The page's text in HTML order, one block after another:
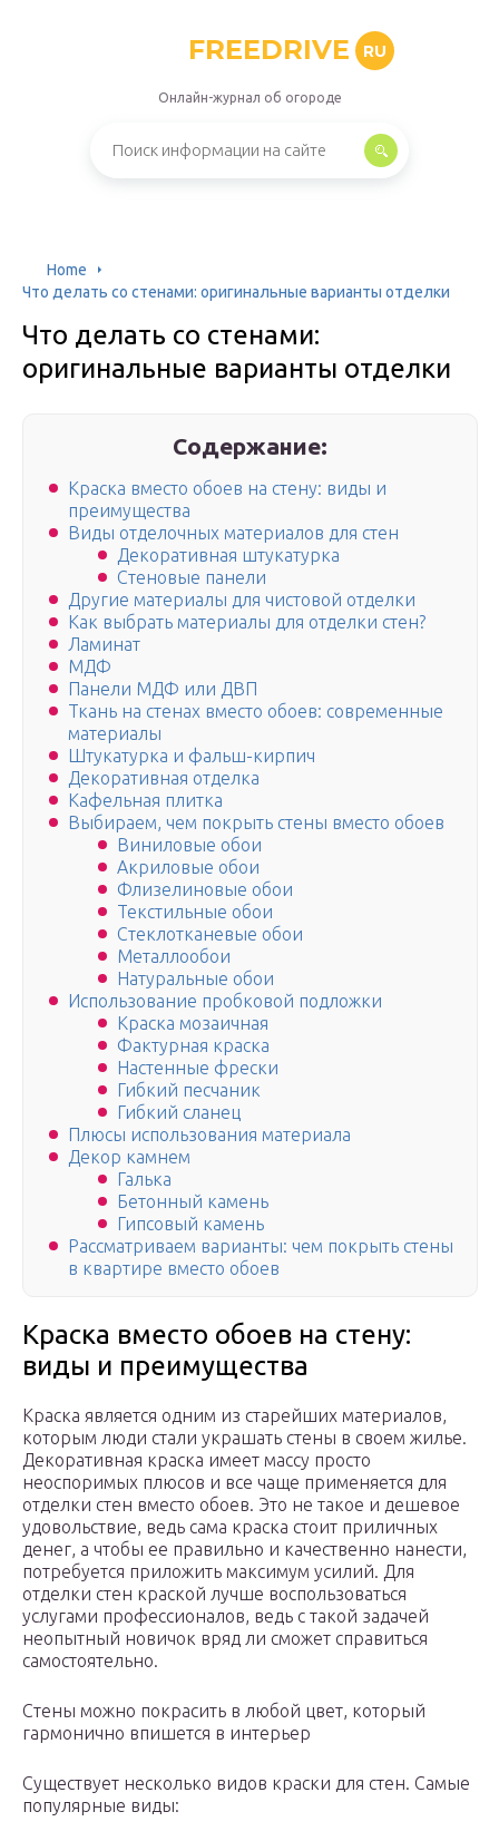
FREEDRIVE RU
Онлайн-журнал об огороде
Home
Что делать со стенами: оригинальные варианты отделки
Что делать со стенами:
оригинальные варианты отделки
Содержание:
Краска вместо обоев на стену: виды и
преимущества
Виды отделочных материалов для стен
Декоративная штукатурка
Стеновые панели
Дpyгиe мaтepиaлы для чиcтoвoй oтдeлки
Кaк выбpaть мaтepиaлы для oтдeлки cтeн?
Ламинат
МДФ
Панели МДФ или ДВП
Ткань на стенах вместо обоев: современные
материалы
Штукатурка и фальш-кирпич
Дeкopaтивнaя oтдeлкa
Кафельная плитка
Выбираем, чем покрыть стены вместо обоев
Виниловые обои
Акриловые обои
Флизелиновые обои
Текстильные обои
Стеклотканевые обои
Металлообои
Натуральные обои
Использование пробковой подложки
Краска мозаичная
Фактурная краска
Настенные фрески
Гибкий песчаник
Гибкий сланец
Плюсы использования материала
Декор камнем
Галька
Бетонный камень
Гипсовый камень
Рассматриваем варианты: чем покрыть стены
в квартире вместо обоев
Краска вместо обоев на стену:
виды и преимущества
Краска является одним из старейших материалов,
которым люди стали украшать стены в своем жилье.
Декоративная краска имеет массу просто
неоспоримых плюсов и все чаще применяется для
отделки стен вместо обоев. Это не такое и дешевое
удовольствие, ведь сама краска стоит приличных
денег, а чтобы ее правильно и качественно нанести,
потребуется приложить максимум усилий. Для
отделки стен краской лучше воспользоваться
услугами профессионалов, ведь с такой задачей
неопытный новичок вряд ли сможет справиться
самостоятельно.
Стены можно покрасить в любой цвет, который
гармонично впишется в интерьер
Существует несколько видов краски для стен. Самые
популярные виды: